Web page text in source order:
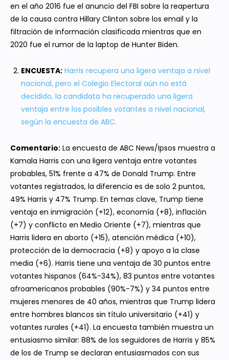
en el año 2016 fue el anuncio del FBI sobre la reapertura
de la causa contra Hillary Clinton sobre los email y la
filtración de información clasificada mientras que en
2020 fue el rumor de la laptop de Hunter Biden.
ENCUESTA: Harris recupera una ligera ventaja a nivel
nacional, pero el Colegio Electoral aún no está
decidido, la candidata ha recuperado una ligera
ventaja entre los posibles votantes a nivel nacional,
según la encuesta de ABC.
Comentario: La encuesta de ABC News/Ipsos muestra a
Kamala Harris con una ligera ventaja entre votantes
probables, 51% frente a 47% de Donald Trump. Entre
votantes registrados, la diferencia es de solo 2 puntos,
49% Harris y 47% Trump. En temas clave, Trump tiene
ventaja en inmigración (+12), economía (+8), inflación
(+7) y conflicto en Medio Oriente (+7), mientras que
Harris lidera en aborto (+15), atención médica (+10),
protección de la democracia (+8) y apoyo a la clase
media (+6). Harris tiene una ventaja de 30 puntos entre
votantes hispanos (64%-34%), 83 puntos entre votantes
afroamericanos probables (90%-7%) y 34 puntos entre
mujeres menores de 40 años, mientras que Trump lidera
entre hombres blancos sin título universitario (+41) y
votantes rurales (+41). La encuesta también muestra un
entusiasmo similar: 88% de los seguidores de Harris y 85%
de los de Trump se declaran entusiasmados con sus